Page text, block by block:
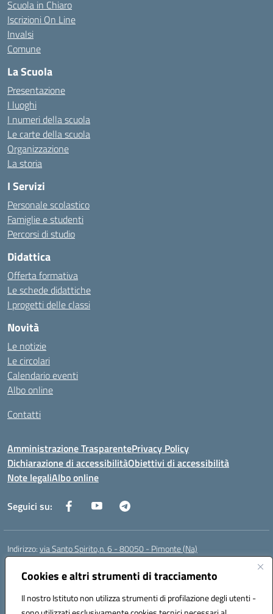
Cookies e altri strumenti di tracciamento
Il nostro Istituto non utilizza strumenti di profilazione degli utenti -
Scuola in Chiaro
Iscrizioni On Line
Invalsi
Comune
La Scuola
Presentazione
I luoghi
I numeri della scuola
Le carte della scuola
Organizzazione
La storia
I Servizi
Personale scolastico
Famiglie e studenti
Percorsi di studio
Didattica
Offerta formativa
Le schede didattiche
I progetti delle classi
Novità
Le notizie
Le circolari
Calendario eventi
Albo online
Contatti
Amministrazione TrasparentePrivacy Policy
Dichiarazione di accessibilitàObiettivi di accessibilità
Note legaliAlbo online
Seguici su:
Indirizzo:via Santo Spirito,n. 6 - 80050 - Pimonte (Na)
Centralino:
Posta elettronica certificata (PEC):naic86400x@pec.istruzione.it
Codice fiscale: 82008870634
Codice meccanografico:NAIC86400X